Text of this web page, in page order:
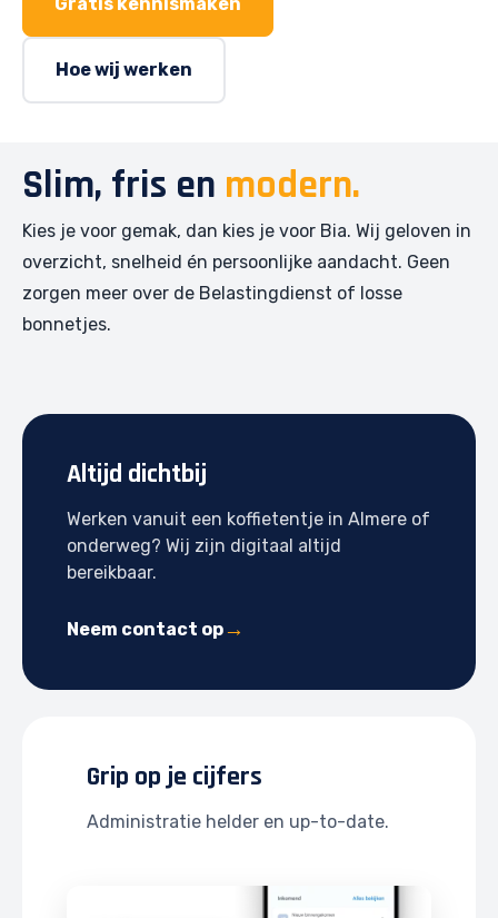
Hoe wij werken
Slim, fris en modern.
Kies je voor gemak, dan kies je voor Bia. Wij geloven in
overzicht, snelheid én persoonlijke aandacht. Geen
zorgen meer over de Belastingdienst of losse
bonnetjes.
Altijd dichtbij
Werken vanuit een koffietentje in Almere of
onderweg? Wij zijn digitaal altijd
bereikbaar.
Neem contact op
Grip op je cijfers
Administratie helder en up-to-date.